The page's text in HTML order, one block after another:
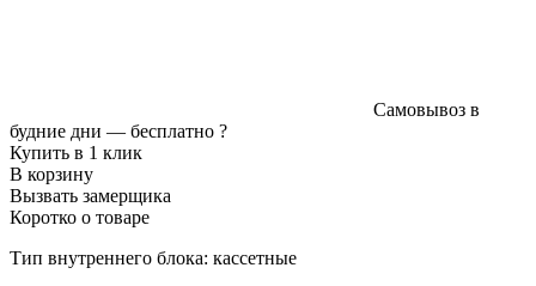
Самовывоз в
будние дни — бесплатно ?
Купить в 1 клик
В корзину
Вызвать замерщика
Коротко о товаре
Тип внутреннего блока: кассетные